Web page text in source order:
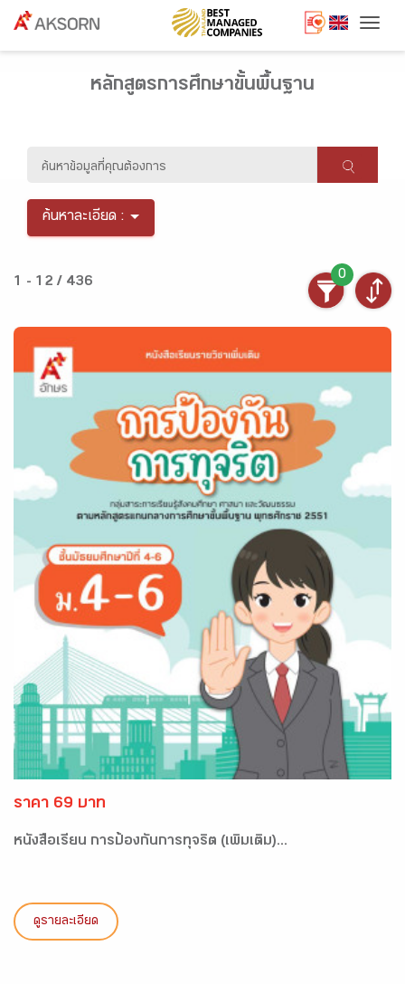
หลักสูตรการศึกษาขั้นพื้นฐาน
ค้นหาละเอียด :
1 - 12 / 436
0
ราคา 69 บาท
หนังสือเรียน การป้องกันการทุจริต (เพิ่มเติม)...
ดูรายละเอียด